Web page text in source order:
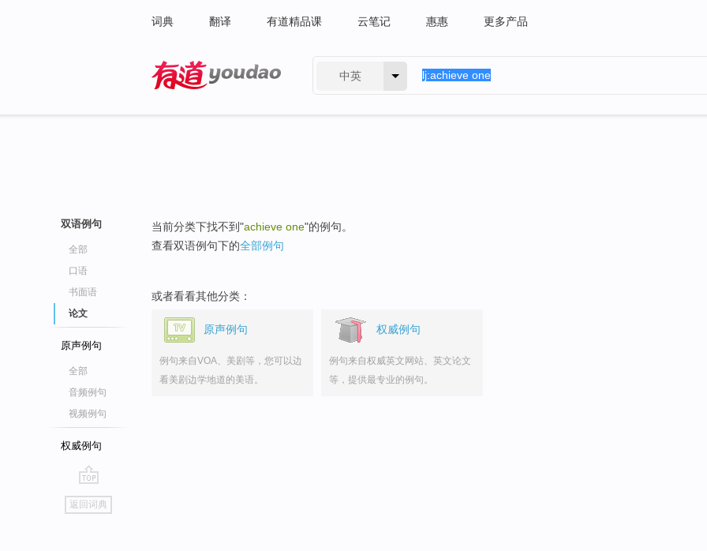
词典 翻译 有道精品课 云笔记 惠惠 更多产品
中英
双语例句
全部
口语
书面语
论文
原声例句
全部
音频例句
视频例句
权威例句
go
top
返回词典
当前分类下找不到"achieve one"的例句。
查看双语例句下的全部例句
或者看看其他分类：
原声例句
例句来自VOA、美剧等，您可以边
看美剧边学地道的美语。
权威例句
例句来自权威英文网站、英文论文
等，提供最专业的例句。